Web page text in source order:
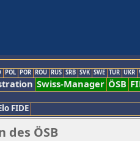
POL POR ROU RUS SRB SVK SWE TUR UKR
Swiss-Manager ÖSB
FIDE
des ÖSB